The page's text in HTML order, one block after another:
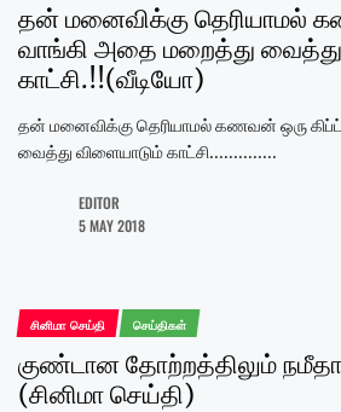
தன் மனைவிக்கு தெரியாமல்
வாங்கி அதை மறைத்து
காட்சி.!!(வீடியோ)
தன் மனைவிக்கு தெரியாமல் கணவன் ஒரு
வைத்து விளையாடும் காட்சி..............
EDITOR
5 MAY 2018
சினிமா செய்தி செய்திகள்
குண்டான தோற்றத்திலும்
(சினிமா செய்தி)